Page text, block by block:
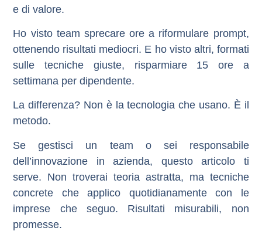
e di valore.
Ho visto team sprecare ore a riformulare prompt,
ottenendo risultati mediocri. E ho visto altri, formati
sulle tecniche giuste, risparmiare 15 ore a
settimana per dipendente.
La differenza? Non è la tecnologia che usano. È il
metodo.
Se gestisci un team o sei responsabile
dell’innovazione in azienda, questo articolo ti
serve. Non troverai teoria astratta, ma tecniche
concrete che applico quotidianamente con le
imprese che seguo. Risultati misurabili, non
promesse.